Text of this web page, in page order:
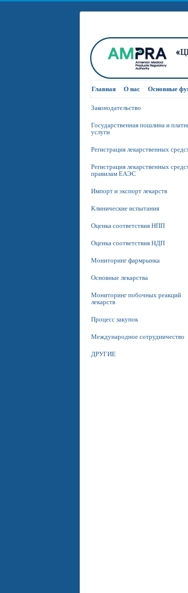
Главная О нас Основные
Законодательство
Государственная пошлина и
услуги
Регистрация лекарственных
Регистрация лекарственных
правилам ЕАЭС
Импорт и экспорт лекарств
Клинические испытания
Оценка соответствия НПП
Оценка соответствия НДП
Мониторинг фармрынка
Основные лекарства
Мониторинг побочных реакций
лекарств
Процесс закупок
Международное сотрудничество
ДРУГИЕ